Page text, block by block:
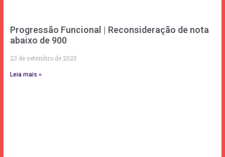
Progressão Funcional | Reconsideração de nota
abaixo de 900
23 de setembro de 2025
Leia mais »